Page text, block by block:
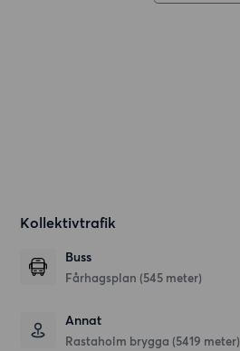
Kollektivtrafik
Buss
Fårhagsplan (545 meter)
Annat
Rastaholm brygga (5419 meter)